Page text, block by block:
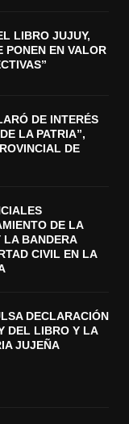
LIBRO JUJUY,
PONEN EN VALOR
DE INTERÉS
LA PATRIA”,
DE
DE LA
LA BANDERA
CIVIL EN LA
DECLARACIÓN
DEL LIBRO Y LA
JUJEÑA